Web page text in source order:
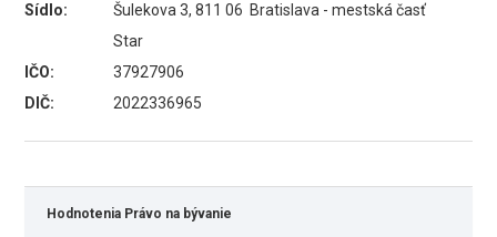
Sídlo:
Šulekova 3, 811 06 Bratislava - mestská časť
Star
IČO:
37927906
DIČ:
2022336965
Hodnotenia Právo na bývanie